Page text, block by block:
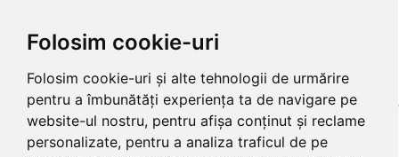
Folosim cookie-uri
Folosim cookie-uri și alte tehnologii de urmărire
pentru a îmbunătăți experiența ta de navigare pe
website-ul nostru, pentru afișa conținut și reclame
personalizate, pentru a analiza traficul de pe